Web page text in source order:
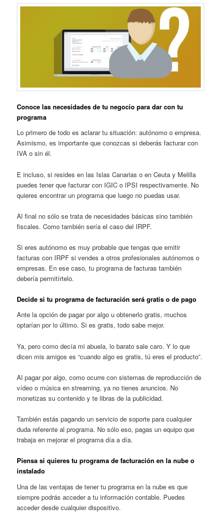
Conoce las necesidades de tu negocio para dar con tu
programa
Lo primero de todo es aclarar tu situación: autónomo o empresa.
Asimismo, es importante que conozcas si deberás facturar con
IVA o sin él.
E incluso, si resides en las Islas Canarias o en Ceuta y Melilla
puedes tener que facturar con IGIC o IPSI respectivamente. No
quieres encontrar un programa que luego no puedas usar.
Al final no sólo se trata de necesidades básicas sino también
fiscales. Como también sería el caso del IRPF.
Si eres autónomo es muy probable que tengas que emitir
facturas con IRPF si vendes a otros profesionales autónomos o
empresas. En ese caso, tu programa de facturas también
debería permitírtelo.
Decide si tu programa de facturación será gratis o de pago
Ante la opción de pagar por algo u obtenerlo gratis, muchos
optarían por lo último. Si es gratis, todo sabe mejor.
Ya, pero como decía mi abuela, lo barato sale caro. Y lo que
dicen mis amigos es “cuando algo es gratis, tú eres el producto”.
Al pagar por algo, como ocurre con sistemas de reproducción de
vídeo o música en streaming, ya no tienes anuncios. No
monetizas su contenido y te libras de la publicidad.
También estás pagando un servicio de soporte para cualquier
duda referente al programa. No sólo eso, pagas un equipo que
trabaja en mejorar el programa día a día.
Piensa si quieres tu programa de facturación en la nube o
instalado
Una de las ventajas de tener tu programa en la nube es que
siempre podrás acceder a tu información contable. Puedes
acceder desde cualquier dispositivo.